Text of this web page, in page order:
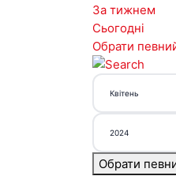
За тижнем
Сьогодні
Обрати
Обрати